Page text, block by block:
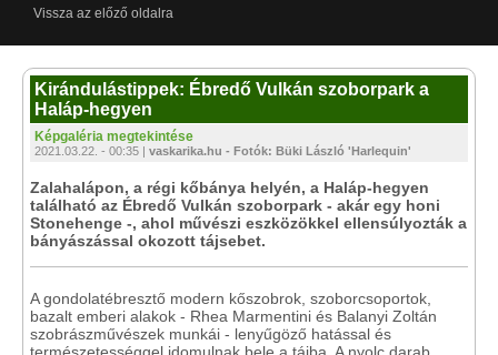
Vissza az előző oldalra
Kirándulástippek: Ébredő Vulkán szoborpark a
Haláp-hegyen
Képgaléria megtekintése
2021.03.22. - 00:35 | vaskarika.hu - Fotók: Büki László 'Harlequin'
Zalahalápon, a régi kőbánya helyén, a Haláp-hegyen
található az Ébredő Vulkán szoborpark - akár egy honi
Stonehenge -, ahol művészi eszközökkel ellensúlyozták a
bányászással okozott tájsebet.
A gondolatébresztő modern kőszobrok, szoborcsoportok,
bazalt emberi alakok - Rhea Marmentini és Balanyi Zoltán
szobrászművészek munkái - lenyűgöző hatással és